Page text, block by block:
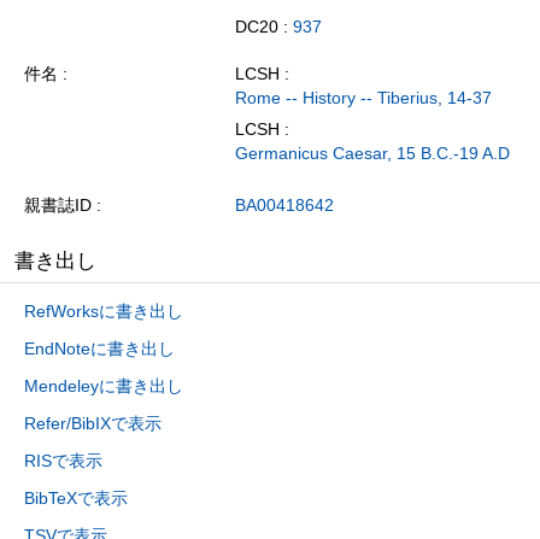
DC20 : 937
件名
LCSH :
Rome -- History -- Tiberius, 14-37
LCSH :
Germanicus Caesar, 15 B.C.-19 A.D
親書誌ID BA00418642
書き出し
RefWorksに書き出し
EndNoteに書き出し
Mendeleyに書き出し
Refer/BibIXで表示
RISで表示
BibTeXで表示